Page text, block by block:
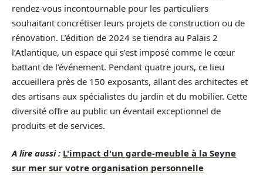
rendez-vous incontournable pour les particuliers
souhaitant concrétiser leurs projets de construction ou de
rénovation. L’édition de 2024 se tiendra au Palais 2
l’Atlantique, un espace qui s’est imposé comme le cœur
battant de l’événement. Pendant quatre jours, ce lieu
accueillera près de 150 exposants, allant des architectes et
des artisans aux spécialistes du jardin et du mobilier. Cette
diversité offre au public un éventail exceptionnel de
produits et de services.
A lire aussi : L'impact d'un garde-meuble à la Seyne
sur mer sur votre organisation personnelle